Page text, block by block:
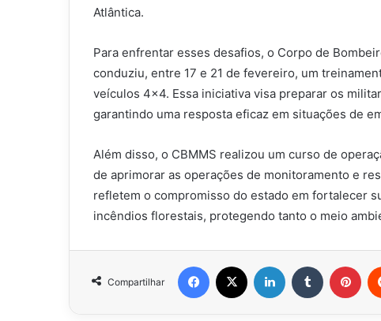
Atlântica.
Para enfrentar esses desafios, o Corpo de
conduziu, entre 17 e 21 de fevereiro, um
veículos 4×4. Essa iniciativa visa preparar os
garantindo uma resposta eficaz em situações de
Além disso, o CBMMS realizou um curso de
de aprimorar as operações de monitoramento e
refletem o compromisso do estado em fortalecer
incêndios florestais, protegendo tanto o meio
Compartilhar
Facebook Linkedin Tumblr